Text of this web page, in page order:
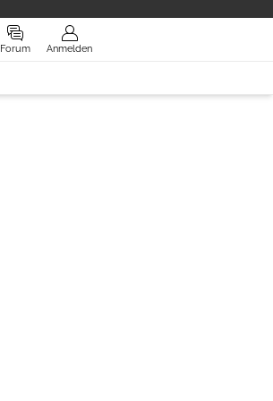
Forum Anmelden